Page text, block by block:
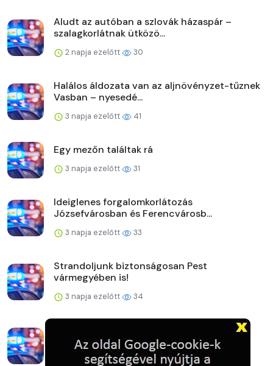
Aludt az autóban a szlovák házaspár –
szalagkorlátnak ütközö...
2 napja ezelőtt 30
Halálos áldozata van az aljnövényzet-tűznek
Vasban – nyesedé...
3 napja ezelőtt 41
Egy mezőn találtak rá
3 napja ezelőtt 31
Ideiglenes forgalomkorlátozás
Józsefvárosban és Ferencvárosb...
3 napja ezelőtt 33
Strandoljunk biztonságosan Pest
vármegyében is!
3 napja ezelőtt 34
hőségben is!
3 napja ezelőtt 34